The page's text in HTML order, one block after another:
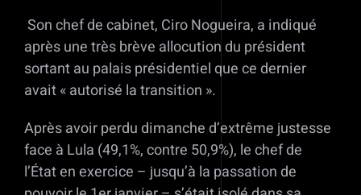
Son chef de cabinet, Ciro Nogueira, a indiqué
après une très brève allocution du président
sortant au palais présidentiel que ce dernier
avait « autorisé la transition ».
Après avoir perdu dimanche d’extrême justesse
face à Lula (49,1%, contre 50,9%), le chef de
l’État en exercice – jusqu’à la passation de